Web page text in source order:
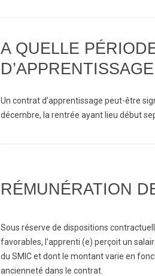
A QUELLE
Un contrat d’apprentissage peut-être
décembre, la rentrée ayant lieu début
RÉMUNÉRATION
Sous réserve de dispositions
favorables, l’apprenti (e) perçoit un
du SMIC et dont le montant varie en
ancienneté dans le contrat.